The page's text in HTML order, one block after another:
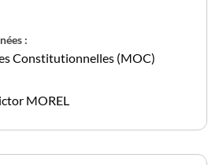
:
Constitutionnelles (MOC)
MOREL